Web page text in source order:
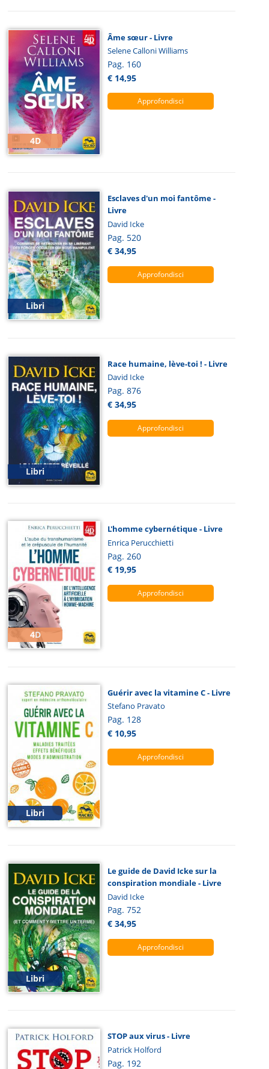
4D
Âme sœur - Livre
Selene Calloni Williams
Pag. 160
€ 14,95
Approfondisci
Libri
Esclaves d'un moi fantôme -
Livre
David Icke
Pag. 520
€ 34,95
Approfondisci
Libri
Race humaine, lève-toi ! - Livre
David Icke
Pag. 876
€ 34,95
Approfondisci
4D
L'homme cybernétique - Livre
Enrica Perucchietti
Pag. 260
€ 19,95
Approfondisci
Libri
Guérir avec la vitamine C - Livre
Stefano Pravato
Pag. 128
€ 10,95
Approfondisci
Libri
Le guide de David Icke sur la
conspiration mondiale - Livre
David Icke
Pag. 752
€ 34,95
Approfondisci
STOP aux virus - Livre
Patrick Holford
Pag. 192